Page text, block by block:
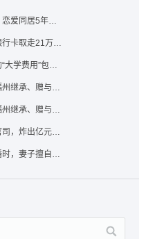
福州律师蔡思斌评析：二审改判！恋爱同居5年为女友买车，分手后能要回吗？
福州律师蔡思斌评析：配偶代管银行卡取走21万，离婚后这笔钱还要得回来吗？
福州律师蔡思斌评析：承担孩子的“大学费用”包括高额留学费用吗？
福州律师蔡思斌解答：变天了：福州继承、赠与房产转让要收20%个税？福州国税官方回复来了！
福州律师蔡思斌解答：变天了：福州继承、赠与房产转让要收20%个税？福州国税官方回答来了！
福州律师蔡思斌分享：一场离婚官司，炸出亿元“糊涂账”：本想分割家产，结果“自爆”了家底
福州律师蔡思斌咨询解答：闹离婚时，妻子擅自带走孩子并阻止其上学，违法吗？该如何维权？